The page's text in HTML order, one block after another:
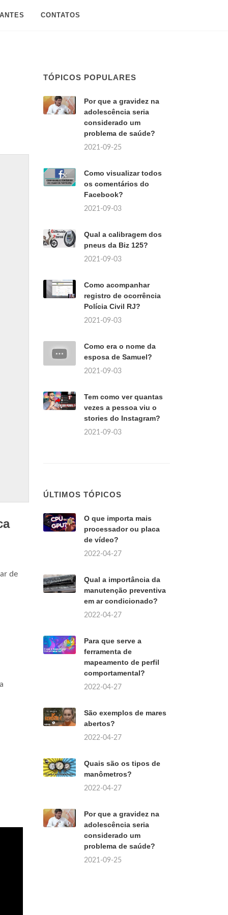
CONTATOS
de
TÓPICOS POPULARES
Por que a gravidez na
adolescência seria
considerado um
problema de saúde?
2021-09-25
Como visualizar todos
os comentários do
Facebook?
2021-09-03
Qual a calibragem dos
pneus da Biz 125?
2021-09-03
Como acompanhar
registro de ocorrência
Polícia Civil RJ?
2021-09-03
Como era o nome da
esposa de Samuel?
2021-09-03
Tem como ver quantas
vezes a pessoa viu o
stories do Instagram?
2021-09-03
ÚLTIMOS TÓPICOS
O que importa mais
processador ou placa
de vídeo?
2022-04-27
Qual a importância da
manutenção preventiva
em ar condicionado?
2022-04-27
Para que serve a
ferramenta de
mapeamento de perfil
comportamental?
2022-04-27
São exemplos de mares
abertos?
2022-04-27
Quais são os tipos de
manômetros?
2022-04-27
Por que a gravidez na
adolescência seria
considerado um
problema de saúde?
2021-09-25